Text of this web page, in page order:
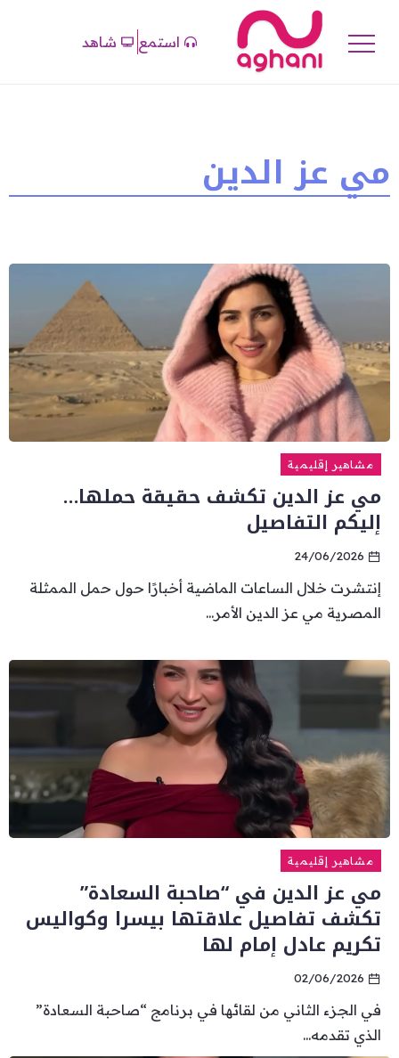
استمع شاهد
مي عز الدين
مشاهير إقليمية
مي عز الدين تكشف حقيقة حملها…
إليكم التفاصيل
24/06/2026
إنتشرت خلال الساعات الماضية أخبارًا حول حمل الممثلة
المصرية مي عز الدين الأمر...
مشاهير إقليمية
مي عز الدين في “صاحبة السعادة”
تكشف تفاصيل علاقتها بيسرا وكواليس
تكريم عادل إمام لها
02/06/2026
في الجزء الثاني من لقائها في برنامج “صاحبة السعادة”
الذي تقدمه...